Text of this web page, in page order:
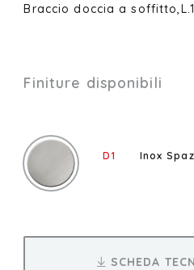
Braccio doccia a
Finiture disponibili
D1 Inox
SCHEDA